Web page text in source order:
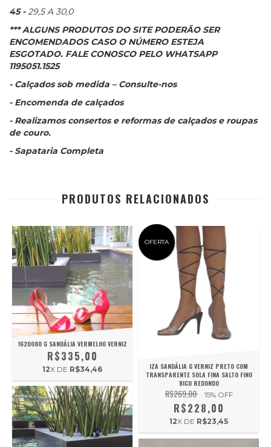
45 -29,5 A 30,0
*** ALGUNS PRODUTOS DO SITE PODERÃO SER
ENCOMENDADOS CASO O NÚMERO ESTEJA
ESGOTADO. FALE CONOSCO PELO WHATSAPP
1195051.1525
- Calçados sob medida – Consulte-nos
- Encomenda de calçados
- Realizamos consertos e reformas de calçados e roupas
de couro.
- Sapataria Completa
PRODUTOS RELACIONADOS
1620080 G SANDÁLIA VERMELHO VERNIZ
R$335,00
12X DE R$34,46
OFERTA
IZA SANDÁLIA G VERNIZ PRETO COM
TRANSPARENTE SOLA FINA SALTO FINO
BICO REDONDO
R$269,00 15% OFF
R$228,00
12X DE R$23,45